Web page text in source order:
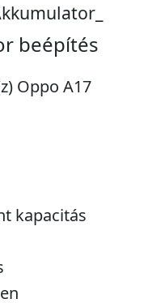
beépítés
Oppo A17
kapacitás